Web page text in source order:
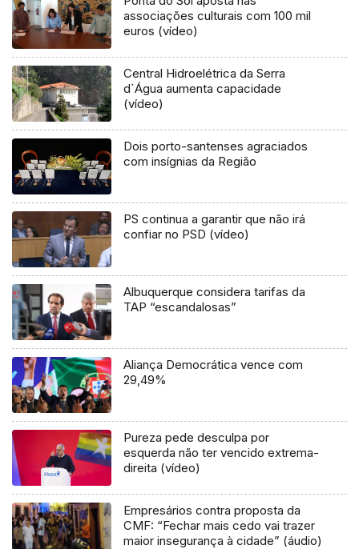
associações culturais com 100 mil
euros (vídeo)
Central Hidroelétrica da Serra
d`Água aumenta capacidade
(vídeo)
Dois porto-santenses agraciados
com insígnias da Região
PS continua a garantir que não irá
confiar no PSD (vídeo)
Albuquerque considera tarifas da
TAP “escandalosas”
Aliança Democrática vence com
29,49%
Pureza pede desculpa por
esquerda não ter vencido extrema-
direita (vídeo)
Empresários contra proposta da
CMF: “Fechar mais cedo vai trazer
maior insegurança à cidade” (áudio)